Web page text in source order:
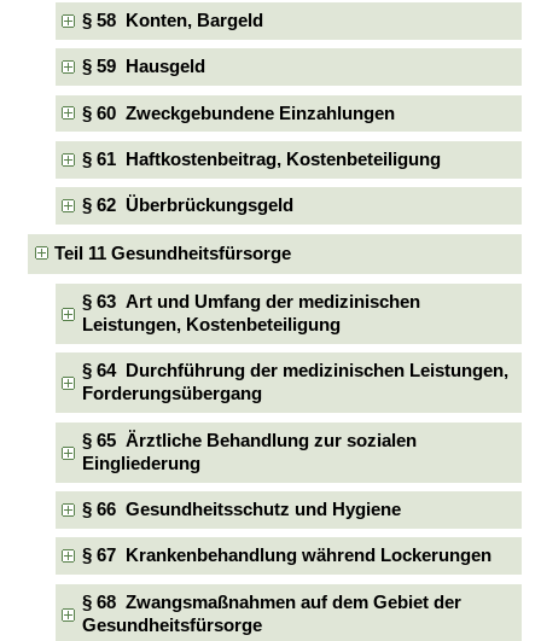
§ 58 Konten, Bargeld
§ 59 Hausgeld
§ 60 Zweckgebundene Einzahlungen
§ 61 Haftkostenbeitrag, Kostenbeteiligung
§ 62 Überbrückungsgeld
Teil 11 Gesundheitsfürsorge
§ 63 Art und Umfang der medizinischen
Leistungen, Kostenbeteiligung
§ 64 Durchführung der medizinischen Leistungen,
Forderungsübergang
§ 65 Ärztliche Behandlung zur sozialen
Eingliederung
§ 66 Gesundheitsschutz und Hygiene
§ 67 Krankenbehandlung während Lockerungen
§ 68 Zwangsmaßnahmen auf dem Gebiet der
Gesundheitsfürsorge